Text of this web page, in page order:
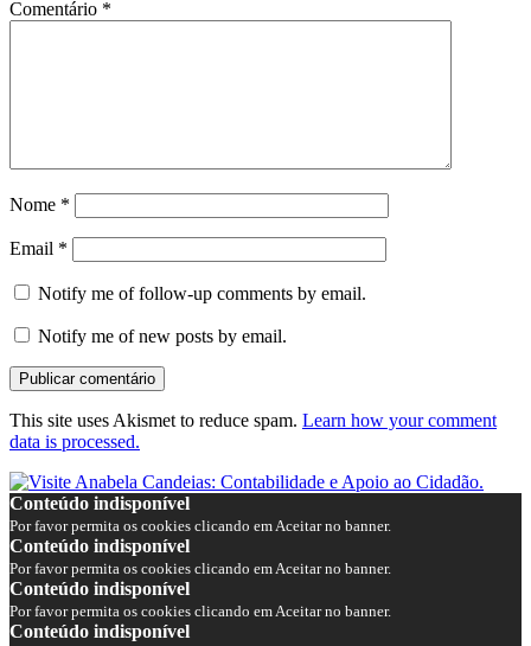
Comentário *
Nome *
Email *
Notify me of follow-up comments by email.
Notify me of new posts by email.
This site uses Akismet to reduce spam. Learn how your comment
data is processed.
Conteúdo indisponível
Por favor permita os cookies clicando em Aceitar no banner.
Conteúdo indisponível
Por favor permita os cookies clicando em Aceitar no banner.
Conteúdo indisponível
Por favor permita os cookies clicando em Aceitar no banner.
Conteúdo indisponível